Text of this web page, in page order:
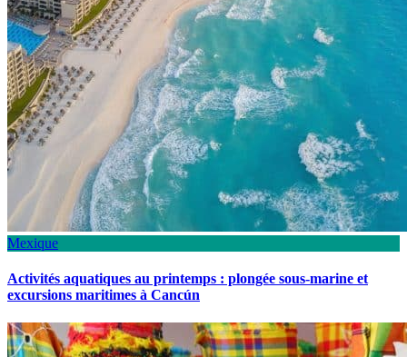
Mexique
Activités aquatiques au printemps : plongée sous-marine et
excursions maritimes à Cancún